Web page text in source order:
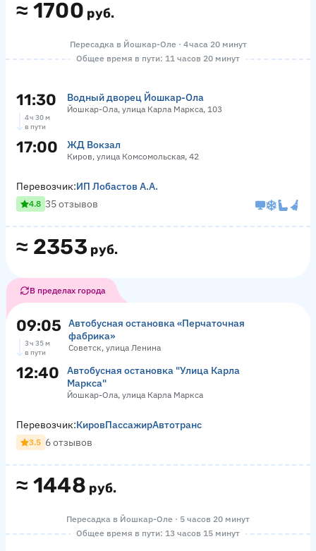
≈ 1700 руб.
Пересадка в Йошкар-Оле · 4 часа 20 минут
Общее время в пути: 11 часов 20 минут
11:30 Водный дворец Йошкар-Ола
Йошкар-Ола, улица Карла Маркса, 103
4 ч 30 м
в пути
17:00 ЖД Вокзал
Киров, улица Комсомольская, 42
≈ 2353 руб.
Перевозчик:ИП Лобастов А.А.
4.8 35 отзывов
В пределах города
09:05
Автобусная остановка «Перчаточная
фабрика»
Советск, улица Ленина
3 ч 35 м
в пути
12:40
Автобусная остановка "Улица Карла
Маркса"
Йошкар-Ола, улица Карла Маркса
≈ 1448 руб.
Перевозчик:КировПассажирАвтотранс
3.5 6 отзывов
Пересадка в Йошкар-Оле · 5 часов 20 минут
Общее время в пути: 13 часов 15 минут